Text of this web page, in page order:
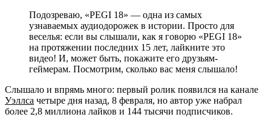
Подозреваю, «PEGI 18» — одна из самых
узнаваемых аудиодорожек в истории. Просто для
веселья: если вы слышали, как я говорю «PEGI 18»
на протяжении последних 15 лет, лайкните это
видео! И, может быть, покажите его друзьям-
геймерам. Посмотрим, сколько вас меня слышало!
Слышало и впрямь много: первый ролик появился на канале
Уэллса четыре дня назад, 8 февраля, но автор уже набрал
более 2,8 миллиона лайков и 144 тысячи подписчиков.